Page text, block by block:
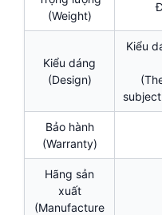
(Weight)
Kiểu dáng
(Design)
Kiểu
Bảo hành
(Warranty)
Hãng sản
xuất
(Manufacture